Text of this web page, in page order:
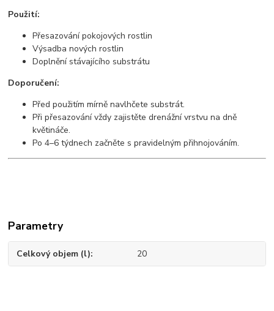
Použití:
Přesazování pokojových rostlin
Výsadba nových rostlin
Doplnění stávajícího substrátu
Doporučení:
Před použitím mírně navlhčete substrát.
Při přesazování vždy zajistěte drenážní vrstvu na dně
květináče.
Po 4–6 týdnech začněte s pravidelným přihnojováním.
Parametry
Celkový objem (l) 20